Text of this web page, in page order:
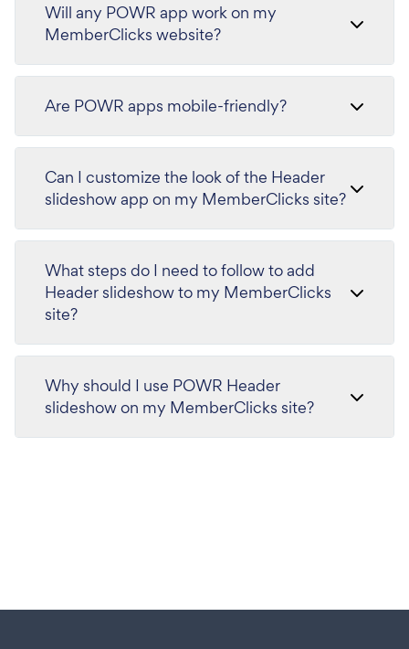
Will any POWR app work on my
MemberClicks website?
Are POWR apps mobile-friendly?
Can I customize the look of the Header
slideshow app on my MemberClicks site?
What steps do I need to follow to add
Header slideshow to my MemberClicks
site?
Why should I use POWR Header
slideshow on my MemberClicks site?